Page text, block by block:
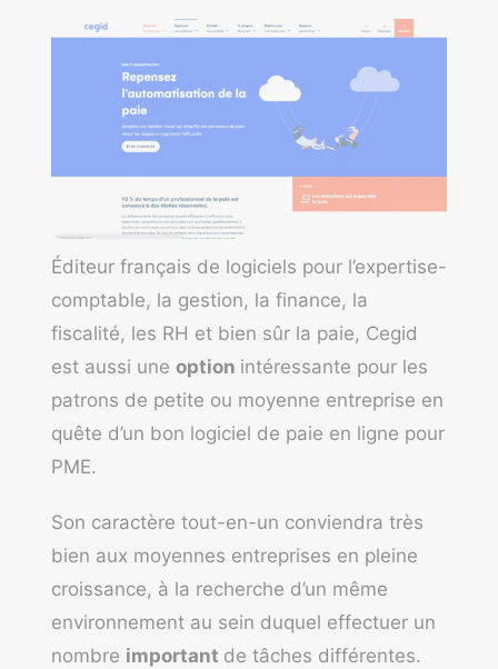
Éditeur français de logiciels pour l’expertise-
comptable, la gestion, la finance, la
fiscalité, les RH et bien sûr la paie, Cegid
est aussi une option intéressante pour les
patrons de petite ou moyenne entreprise en
quête d’un bon logiciel de paie en ligne pour
PME.
Son caractère tout-en-un conviendra très
bien aux moyennes entreprises en pleine
croissance, à la recherche d’un même
environnement au sein duquel effectuer un
nombre important de tâches différentes.